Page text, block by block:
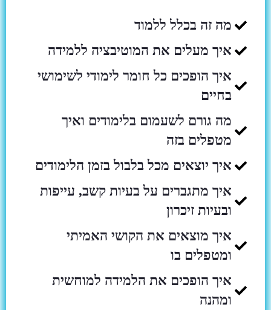
מה זה בכלל ללמוד
איך מעלים את המוטיבציה ללמידה
איך הופכים כל חומר לימודי לשימושי
בחיים
מה גורם לשעמום בלימודים ואיך
מטפלים בזה
איך יוצאים מכל בלבול בזמן הלימודים
איך מתגברים על בעיות קשב, עייפות
ובעיות זיכרון
איך מוצאים את הקושי האמיתי
ומטפלים בו
איך הופכים את הלמידה למוחשית
ומהנה